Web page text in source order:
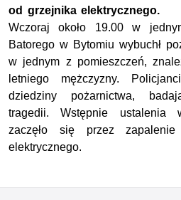
od grzejnika elektrycznego.
Wczoraj około 19.00 w
Batorego w Bytomiu wybuchł
w jednym z pomieszczeń,
letniego mężczyzny.
dziedziny pożarnictwa,
tragedii. Wstępnie ustalenia
zaczęło się przez
elektrycznego.